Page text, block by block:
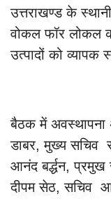
उत्तराखण्ड के
वोकल फॉर लोकल
उत्पादों को व्यापक
बैठक में अवस्थापना
डाबर, मुख्य सचिव
आनंद बर्द्धन,
दीपम सेठ, सचिव